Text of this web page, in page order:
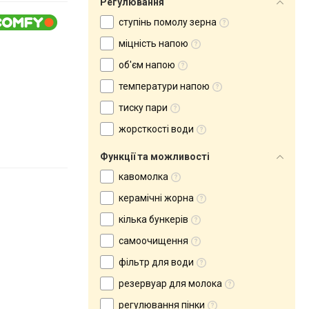
ступінь помолу зерна
міцність напою
об'єм напою
температури напою
тиску пари
жорсткості води
Функції та можливості
кавомолка
керамічні жорна
кілька бункерів
самоочищення
фільтр для води
резервуар для молока
регулювання пінки